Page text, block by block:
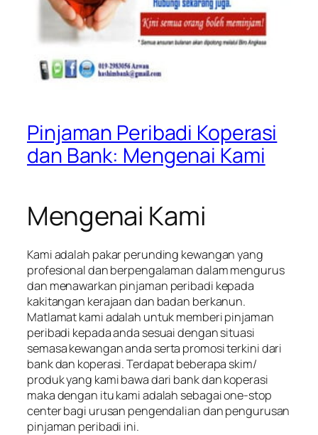
Pinjaman Peribadi Koperasi
dan Bank: Mengenai Kami
Mengenai Kami
Kami adalah pakar perunding kewangan yang
profesional dan berpengalaman dalam mengurus
dan menawarkan pinjaman peribadi kepada
kakitangan kerajaan dan badan berkanun.
Matlamat kami adalah untuk memberi pinjaman
peribadi kepada anda sesuai dengan situasi
semasa kewangan anda serta promosi terkini dari
bank dan koperasi. Terdapat beberapa skim/
produk yang kami bawa dari bank dan koperasi
maka dengan itu kami adalah sebagai one-stop
center bagi urusan pengendalian dan pengurusan
pinjaman peribadi ini.